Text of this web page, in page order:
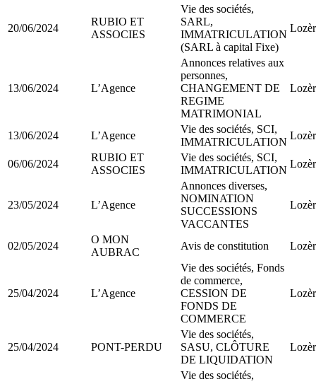
20/06/2024
RUBIO ET
ASSOCIES
Vie des sociétés,
SARL,
IMMATRICULATION
(SARL à capital Fixe)
13/06/2024 L’Agence
Annonces relatives aux
personnes,
CHANGEMENT DE
REGIME
MATRIMONIAL
13/06/2024 L’Agence
Vie des sociétés, SCI,
IMMATRICULATION
06/06/2024
RUBIO ET
ASSOCIES
Vie des sociétés, SCI,
IMMATRICULATION
23/05/2024 L’Agence
Annonces diverses,
NOMINATION
SUCCESSIONS
VACCANTES
02/05/2024
O MON
AUBRAC
Avis de constitution
25/04/2024 L’Agence
Vie des sociétés, Fonds
de commerce,
CESSION DE
FONDS DE
COMMERCE
25/04/2024 PONT-PERDU
Vie des sociétés,
SASU, CLÔTURE
DE LIQUIDATION
Vie des sociétés,